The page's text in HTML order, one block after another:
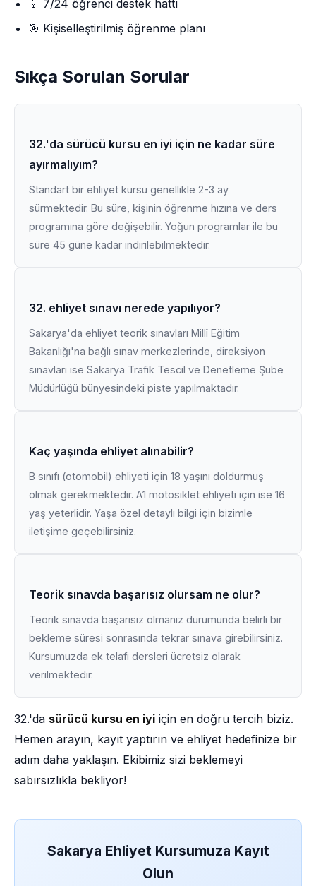
📱 7/24 öğrenci destek hattı
🎯 Kişiselleştirilmiş öğrenme planı
Sıkça Sorulan Sorular
32.'da sürücü kursu en iyi için ne kadar süre
ayırmalıyım?
Standart bir ehliyet kursu genellikle 2-3 ay
sürmektedir. Bu süre, kişinin öğrenme hızına ve ders
programına göre değişebilir. Yoğun programlar ile bu
süre 45 güne kadar indirilebilmektedir.
32. ehliyet sınavı nerede yapılıyor?
Sakarya'da ehliyet teorik sınavları Millî Eğitim
Bakanlığı'na bağlı sınav merkezlerinde, direksiyon
sınavları ise Sakarya Trafik Tescil ve Denetleme Şube
Müdürlüğü bünyesindeki piste yapılmaktadır.
Kaç yaşında ehliyet alınabilir?
B sınıfı (otomobil) ehliyeti için 18 yaşını doldurmuş
olmak gerekmektedir. A1 motosiklet ehliyeti için ise 16
yaş yeterlidir. Yaşa özel detaylı bilgi için bizimle
iletişime geçebilirsiniz.
Teorik sınavda başarısız olursam ne olur?
Teorik sınavda başarısız olmanız durumunda belirli bir
bekleme süresi sonrasında tekrar sınava girebilirsiniz.
Kursumuzda ek telafi dersleri ücretsiz olarak
verilmektedir.
32.'da sürücü kursu en iyi için en doğru tercih biziz.
Hemen arayın, kayıt yaptırın ve ehliyet hedefinize bir
adım daha yaklaşın. Ekibimiz sizi beklemeyi
sabırsızlıkla bekliyor!
Sakarya Ehliyet Kursumuza Kayıt
Olun